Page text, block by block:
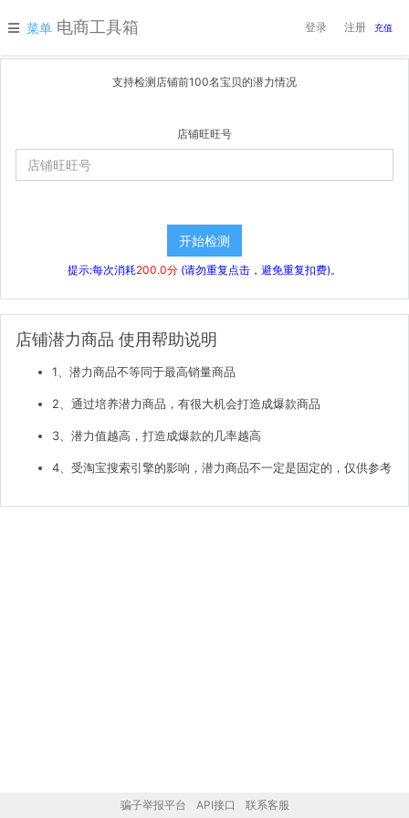
菜单 电商工具箱 登录 注册 充值
支持检测店铺前100名宝贝的潜力情况
店铺旺旺号
提示:每次消耗200.0分 (请勿重复点击，避免重复扣费)。
店铺潜力商品 使用帮助说明
1、潜力商品不等同于最高销量商品
2、通过培养潜力商品，有很大机会打造成爆款商品
3、潜力值越高，打造成爆款的几率越高
4、受淘宝搜索引擎的影响，潜力商品不一定是固定的，仅供参考
骗子举报平台 API接口 联系客服